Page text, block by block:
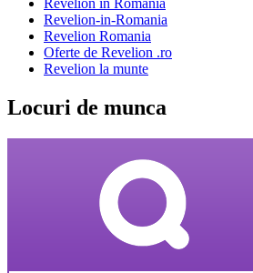
Revelion in Romania
Revelion-in-Romania
Revelion Romania
Oferte de Revelion .ro
Revelion la munte
Locuri de munca